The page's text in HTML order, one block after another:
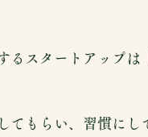
るスタートアップは
てもらい、習慣にし